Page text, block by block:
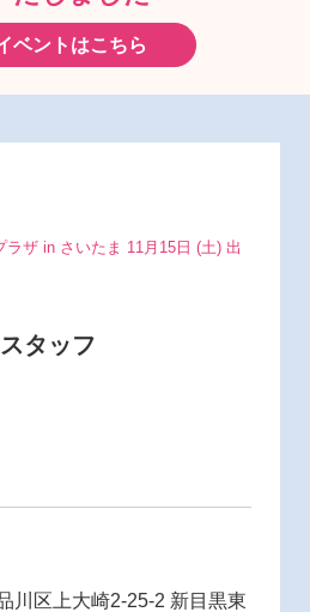
ベントはこちら
ザ in さいたま 11月15日 (土) 出
タッフ
川区上大崎2-25-2 新目黒東